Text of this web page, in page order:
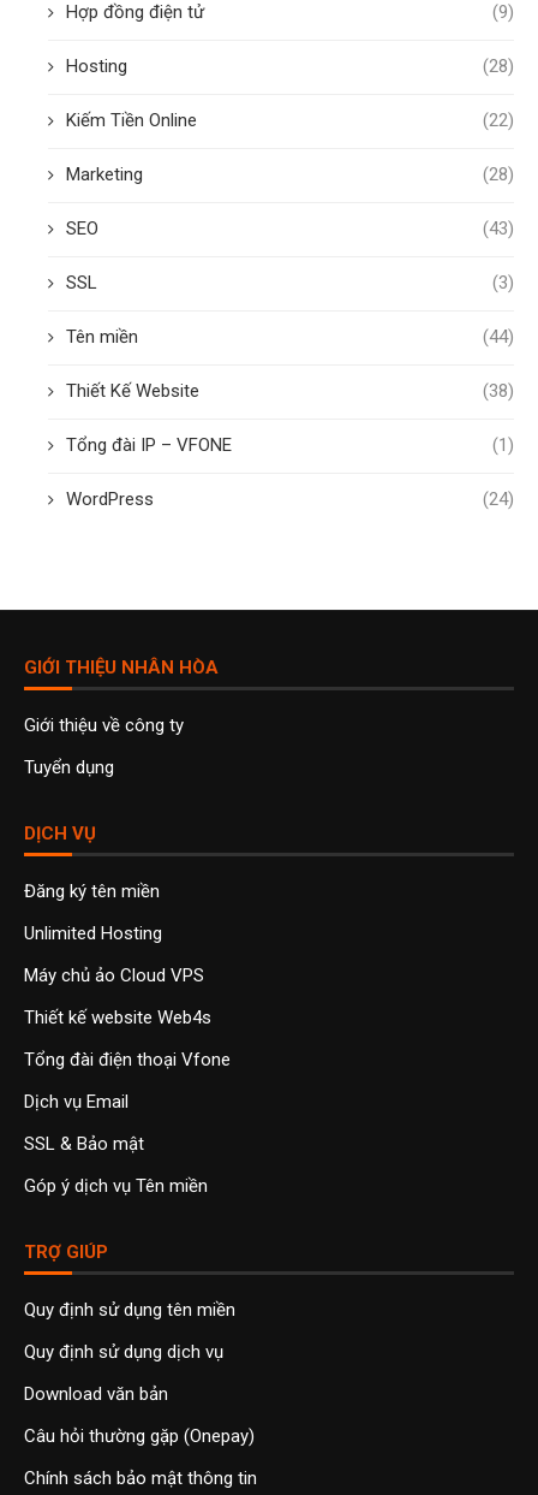
Hợp đồng điện tử (9)
Hosting (28)
Kiếm Tiền Online (22)
Marketing (28)
SEO (43)
SSL (3)
Tên miền (44)
Thiết Kế Website (38)
Tổng đài IP – VFONE (1)
WordPress (24)
GIỚI THIỆU NHÂN HÒA
Giới thiệu về công ty
Tuyển dụng
DỊCH VỤ
Đăng ký tên miền
Unlimited Hosting
Máy chủ ảo Cloud VPS
Thiết kế website Web4s
Tổng đài điện thoại Vfone
Dịch vụ Email
SSL & Bảo mật
Góp ý dịch vụ Tên miền
TRỢ GIÚP
Quy định sử dụng tên miền
Quy định sử dụng dịch vụ
Download văn bản
Câu hỏi thường gặp (Onepay)
Chính sách bảo mật thông tin